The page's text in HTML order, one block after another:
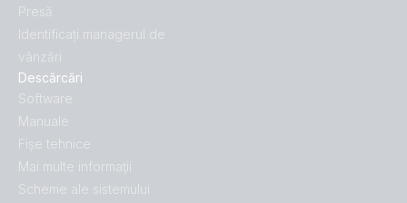
Descărcări
Software
Manuale
Fișe tehnice
Mai multe informaţii
Scheme ale sistemului
Presă
Identificați managerul de
vânzări